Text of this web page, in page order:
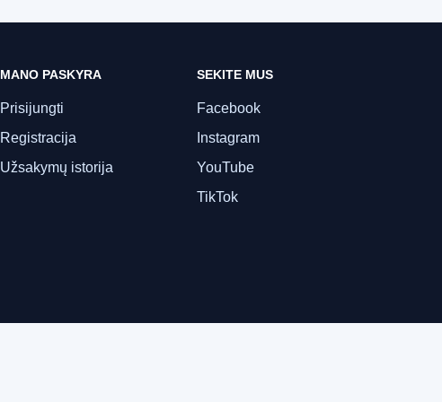
MANO PASKYRA
Prisijungti
Registracija
Užsakymų istorija
SEKITE MUS
Facebook
Instagram
YouTube
TikTok